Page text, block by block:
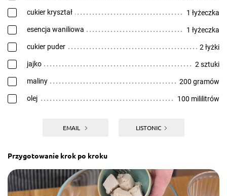
cukier kryształ 1 łyżeczka
esencja waniliowa 1 łyżeczka
cukier puder 2 łyżki
jajko 2 sztuki
maliny 200 gramów
olej 100 mililitrów
EMAIL LISTONIC
Przygotowanie krok po kroku